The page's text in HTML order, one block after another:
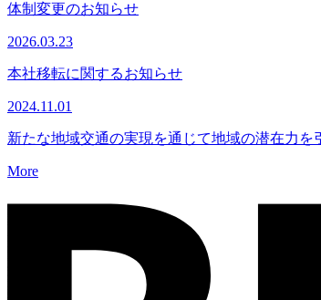
体制変更のお知らせ
2026.03.23
本社移転に関するお知らせ
2024.11.01
新たな地域交通の実現を通じて地域の潜在力を
More